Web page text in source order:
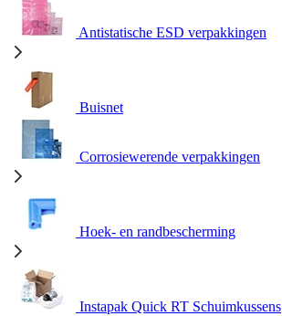
Antistatische ESD verpakkingen
Buisnet
Corrosiewerende verpakkingen
Hoek- en randbescherming
Instapak Quick RT Schuimkussens